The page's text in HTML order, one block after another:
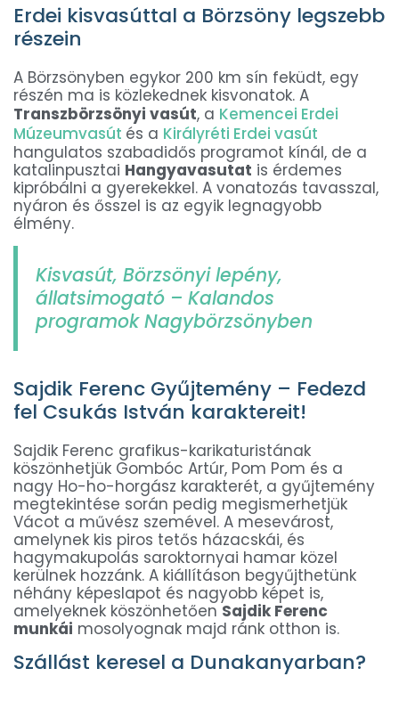
Erdei kisvasúttal a Börzsöny legszebb
részein
A Börzsönyben egykor 200 km sín feküdt, egy
részén ma is közlekednek kisvonatok. A
Transzbörzsönyi vasút, a Kemencei Erdei
Múzeumvasút és a Királyréti Erdei vasút
hangulatos szabadidős programot kínál, de a
katalinpusztai Hangyavasutat is érdemes
kipróbálni a gyerekekkel. A vonatozás tavasszal,
nyáron és ősszel is az egyik legnagyobb
élmény.
Kisvasút, Börzsönyi lepény,
állatsimogató – Kalandos
programok Nagybörzsönyben
Sajdik Ferenc Gyűjtemény – Fedezd
fel Csukás István karaktereit!
Sajdik Ferenc grafikus-karikaturistának
köszönhetjük Gombóc Artúr, Pom Pom és a
nagy Ho-ho-horgász karakterét, a gyűjtemény
megtekintése során pedig megismerhetjük
Vácot a művész szemével. A mesevárost,
amelynek kis piros tetős házacskái, és
hagymakupolás saroktornyai hamar közel
kerülnek hozzánk. A kiállításon begyűjthetünk
néhány képeslapot és nagyobb képet is,
amelyeknek köszönhetően Sajdik Ferenc
munkái mosolyognak majd ránk otthon is.
Szállást keresel a Dunakanyarban?